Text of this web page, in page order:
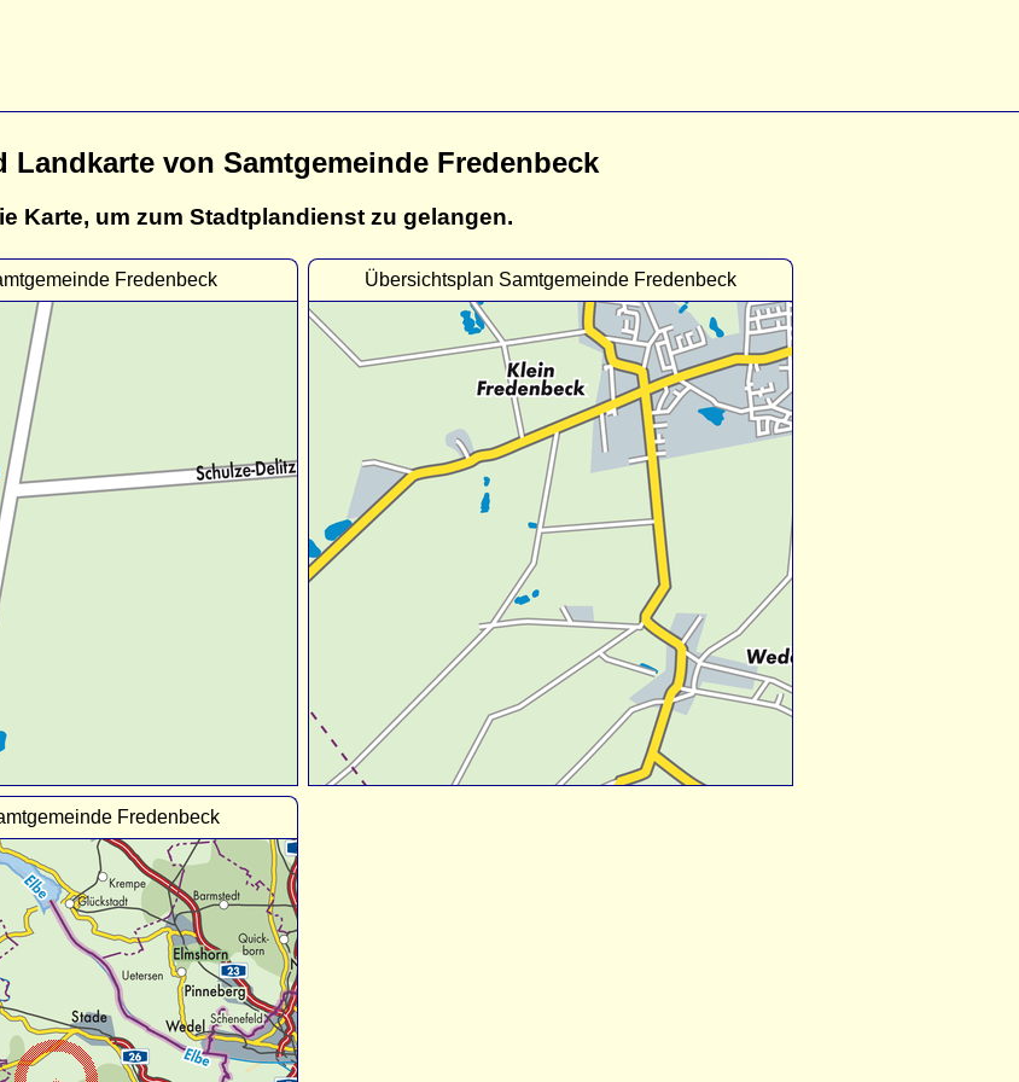
Landkarte von Samtgemeinde Fredenbeck
Karte, um zum Stadtplandienst zu gelangen.
Fredenbeck Übersichtsplan Samtgemeinde Fredenbeck
Fredenbeck